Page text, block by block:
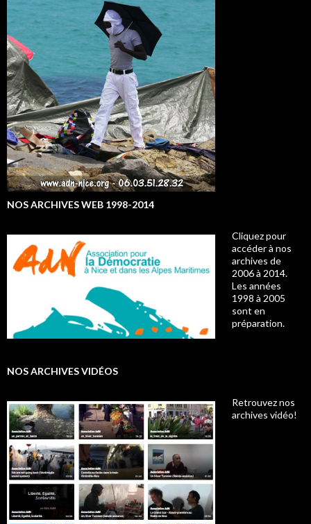
NOS ARCHIVES WEB 1998-2014
Cliquez pour
accéder à nos
archives de
2006 à 2014.
Les années
1998 à 2005
sont en
préparation.
NOS ARCHIVES VIDÉOS
Retrouvez nos
archives vidéo!